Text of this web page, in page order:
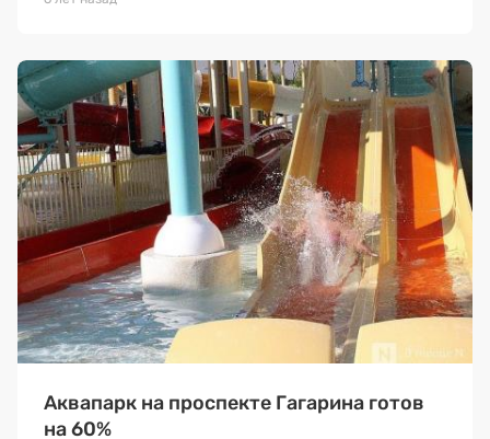
Аквапарк на проспекте Гагарина готов
на 60%